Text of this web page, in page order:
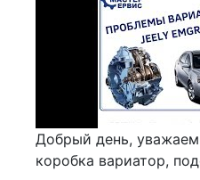
Добрый день,
коробка вариатор,